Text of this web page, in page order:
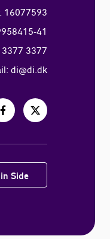
16077593
41
3377 3377
di@di.dk
Side